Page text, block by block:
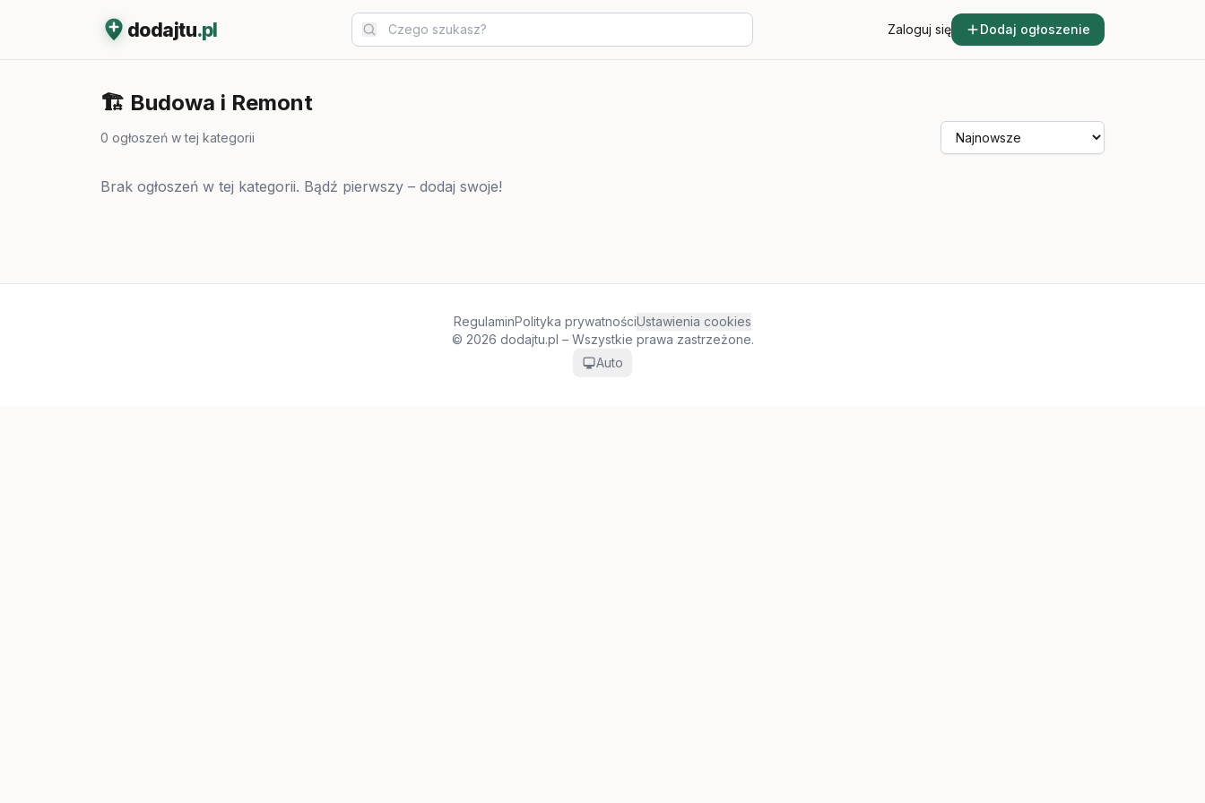
dodajtu.pl Zaloguj się Dodaj ogłoszenie
🏗️ Budowa i Remont
0 ogłoszeń w tej kategorii
Brak ogłoszeń w tej kategorii. Bądź pierwszy – dodaj swoje!
RegulaminPolityka prywatnościUstawienia cookies
© 2026 dodajtu.pl – Wszystkie prawa zastrzeżone.
Auto